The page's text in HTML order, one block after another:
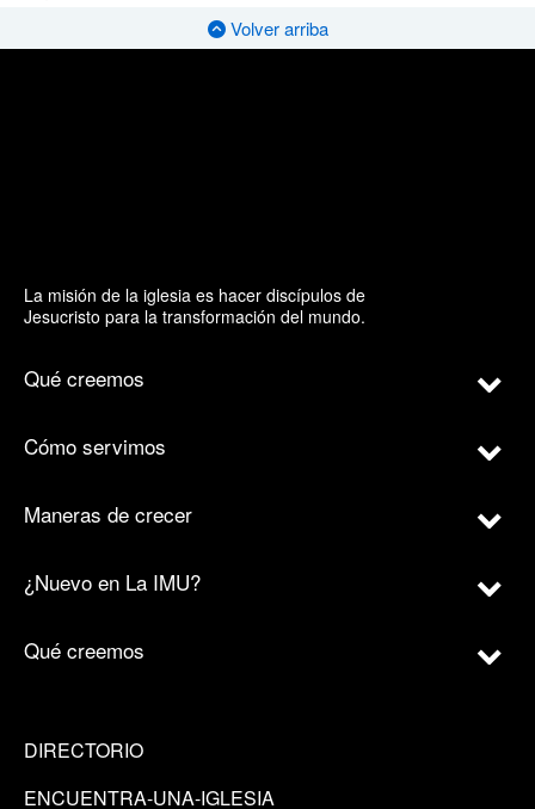
Volver arriba
La misión de la iglesia es hacer discípulos de
Jesucristo para la transformación del mundo.
Qué creemos
Cómo servimos
Maneras de crecer
¿Nuevo en La IMU?
Qué creemos
DIRECTORIO
ENCUENTRA-UNA-IGLESIA